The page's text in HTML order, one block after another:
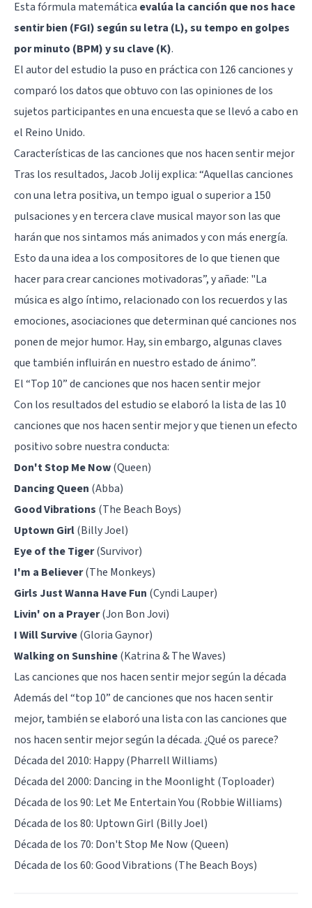
Esta fórmula matemática evalúa la canción que nos hace
sentir bien (FGI) según su letra (L), su tempo en golpes
por minuto (BPM) y su clave (K).
El autor del estudio la puso en práctica con 126 canciones y
comparó los datos que obtuvo con las opiniones de los
sujetos participantes en una encuesta que se llevó a cabo en
el Reino Unido.
Características de las canciones que nos hacen sentir mejor
Tras los resultados, Jacob Jolij explica: “Aquellas canciones
con una letra positiva, un tempo igual o superior a 150
pulsaciones y en tercera clave musical mayor son las que
harán que nos sintamos más animados y con más energía.
Esto da una idea a los compositores de lo que tienen que
hacer para crear canciones motivadoras”, y añade: "La
música es algo íntimo, relacionado con los recuerdos y las
emociones, asociaciones que determinan qué canciones nos
ponen de mejor humor. Hay, sin embargo, algunas claves
que también influirán en nuestro estado de ánimo”.
El “Top 10” de canciones que nos hacen sentir mejor
Con los resultados del estudio se elaboró la lista de las 10
canciones que nos hacen sentir mejor y que tienen un efecto
positivo sobre nuestra conducta:
Don't Stop Me Now(Queen)
Dancing Queen (Abba)
Good Vibrations (The Beach Boys)
Uptown Girl(Billy Joel)
Eye of the Tiger(Survivor)
I'm a Believer(The Monkeys)
Girls Just Wanna Have Fun (Cyndi Lauper)
Livin' on a Prayer(Jon Bon Jovi)
I Will Survive(Gloria Gaynor)
Walking on Sunshine(Katrina & The Waves)
Las canciones que nos hacen sentir mejor según la década
Además del “top 10” de canciones que nos hacen sentir
mejor, también se elaboró una lista con las canciones que
nos hacen sentir mejor según la década. ¿Qué os parece?
Década del 2010: Happy (Pharrell Williams)
Década del 2000: Dancing in the Moonlight (Toploader)
Década de los 90: Let Me Entertain You (Robbie Williams)
Década de los 80: Uptown Girl (Billy Joel)
Década de los 70: Don't Stop Me Now (Queen)
Década de los 60: Good Vibrations (The Beach Boys)